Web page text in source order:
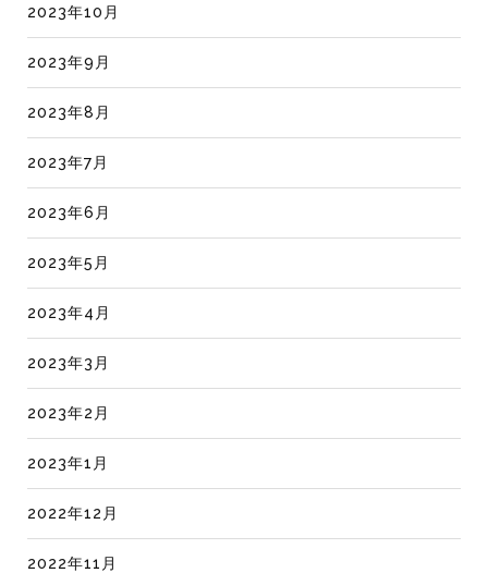
2023年10月
2023年9月
2023年8月
2023年7月
2023年6月
2023年5月
2023年4月
2023年3月
2023年2月
2023年1月
2022年12月
2022年11月